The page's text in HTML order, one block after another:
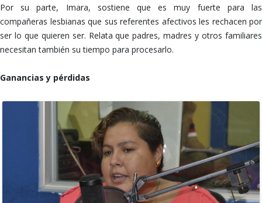
Por su parte, Imara, sostiene que es muy fuerte para las
compañeras lesbianas que sus referentes afectivos les rechacen por
ser lo que quieren ser. Relata que padres, madres y otros familiares
necesitan también su tiempo para procesarlo.
Ganancias y pérdidas